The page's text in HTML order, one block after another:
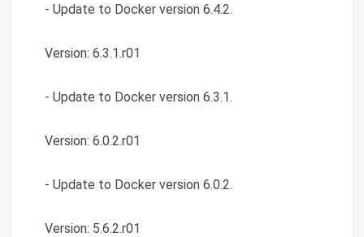
- Update to Docker version 6.4.2.
Version: 6.3.1.r01
- Update to Docker version 6.3.1.
Version: 6.0.2.r01
- Update to Docker version 6.0.2.
Version: 5.6.2.r01